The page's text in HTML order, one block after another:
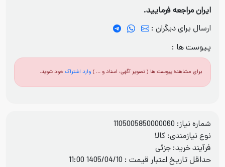
ایران مراجعه فرمایید.
ارسال برای دیگران :
پیوست ها :
برای مشاهده پیوست ها ( تصویر آگهی، اسناد و ... ) وارد اشتراکخود شوید.
شماره نیاز: 1105005850000060
نوع نیازمندی: کالا
فرآيند خريد: جزئی
حداقل تاریخ اعتبار قیمت : 1405/04/10 11:00